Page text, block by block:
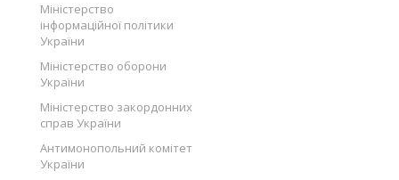
Міністерство
інформаційної політики
України
Міністерство оборони
України
Міністерство закордонних
справ України
Антимонопольний комітет
України